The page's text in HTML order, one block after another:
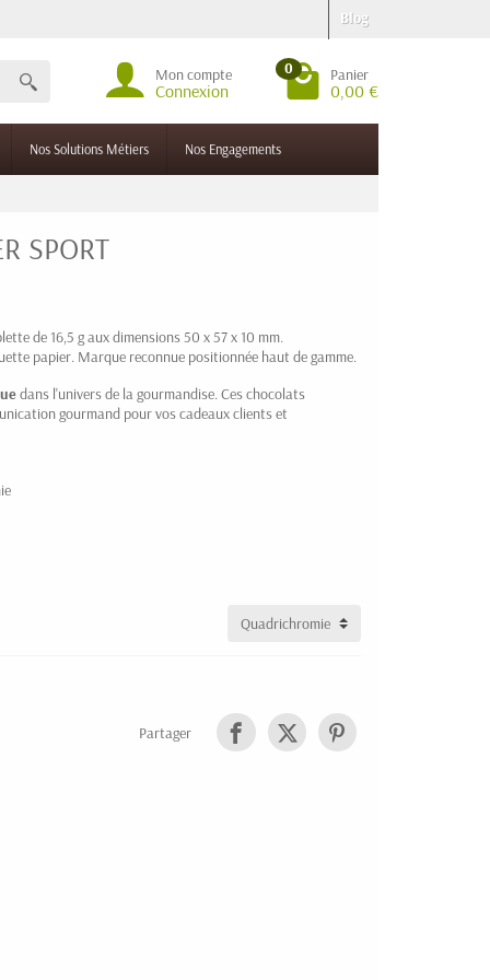
Blog
Mon compte
Connexion
0 Panier
0,00 €
Nos Solutions Métiers Nos Engagements
SPORT
de 16,5 g aux dimensions 50 x 57 x 10 mm.
papier. Marque reconnue positionnée haut de gamme.
dans l'univers de la gourmandise. Ces chocolats
gourmand pour vos cadeaux clients et
Partager